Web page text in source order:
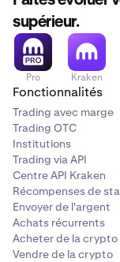
3
Ici, vous
transactions
Beholder.
entrée de
l'explorateur
transaction.
informations plus
supérieur.
Pro Kraken
Fonctionnalités
Trading avec marge
Trading OTC
Institutions
Trading via API
Centre API Kraken
Récompenses de
Envoyer de l'argent
Achats récurrents
Acheter de la crypto
Vendre de la crypto